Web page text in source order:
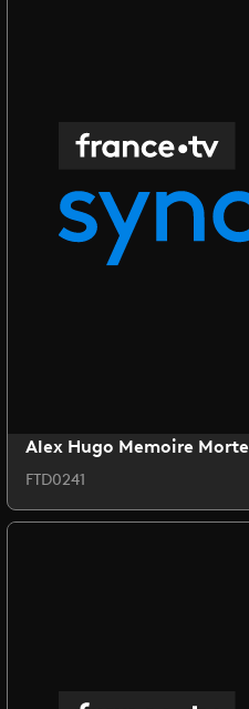
Alex Hugo Memoire Morte
FTD0241